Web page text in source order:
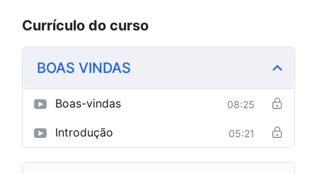
Currículo do curso
BOAS VINDAS
Boas-vindas 08:25
Introdução 05:21